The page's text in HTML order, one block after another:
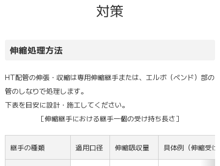
対策
伸縮処理方法
HT配管の伸張・収縮は専用伸縮継手または、エルボ（ベンド）部の
管のしなりで処理します。
下表を目安に設計・施工してください。
［伸縮継手における継手一個の受け持ち長さ］
継手の種類 適用口径 伸縮吸収量 具体例（伸縮受